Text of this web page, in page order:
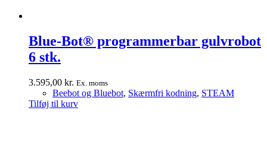
Blue-Bot® programmerbar gulvrobot
6 stk.
3.595,00 kr. Ex. moms
Beebot og Bluebot, Skærmfri kodning, STEAM
Tilføj til kurv